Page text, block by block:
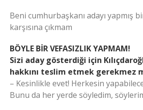
Beni cumhurbaşkanı adayı yapmış
karşısına çıkmam
BÖYLE BİR VEFASIZLIK YAPMAM!
Sizi aday gösterdiği için
hakkını teslim etmek gerekmez
– Kesinlikle evet! Herkesin
Bunu da her yerde söyledim,